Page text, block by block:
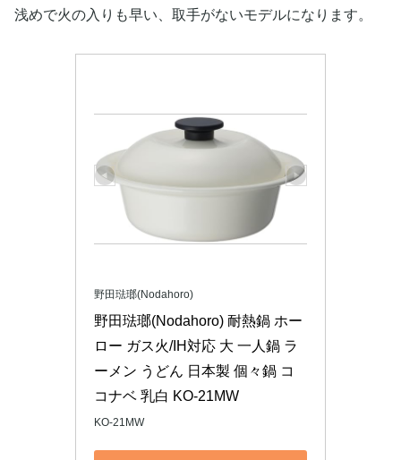
浅めで火の入りも早い、取手がないモデルになります。
野田琺瑯(Nodahoro)
野田琺瑯(Nodahoro) 耐熱鍋 ホー
ロー ガス火/IH対応 大 一人鍋 ラ
ーメン うどん 日本製 個々鍋 コ
コナベ 乳白 KO-21MW
KO-21MW